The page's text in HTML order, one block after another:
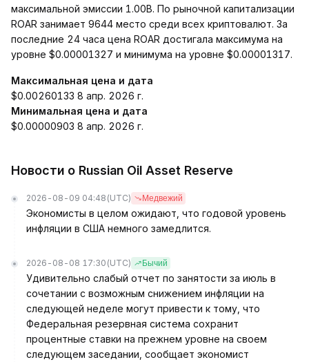
максимальной эмиссии 1.00B. По рыночной капитализации
ROAR занимает 9644 место среди всех криптовалют. За
последние 24 часа цена ROAR достигала максимума на
уровне $0.00001327 и минимума на уровне $0.00001317.
Максимальная цена и дата
$0.00260133 8 апр. 2026 г.
Минимальная цена и дата
$0.00000903 8 апр. 2026 г.
Новости о Russian Oil Asset Reserve
2026-08-09 04:48 (UTC) Медвежий
Экономисты в целом ожидают, что годовой уровень
инфляции в США немного замедлится.
2026-08-08 17:30 (UTC) Бычий
Удивительно слабый отчет по занятости за июль в
сочетании с возможным снижением инфляции на
следующей неделе могут привести к тому, что
Федеральная резервная система сохранит
процентные ставки на прежнем уровне на своем
следующем заседании, сообщает экономист